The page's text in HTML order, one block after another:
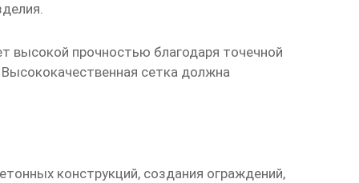
высокой прочностью благодаря точечной
сетка должна
конструкций, создания ограждений,